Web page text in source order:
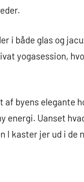
i både glas og
yogasession,
byens elegante
energi. Uanset
I kaster jer ud i